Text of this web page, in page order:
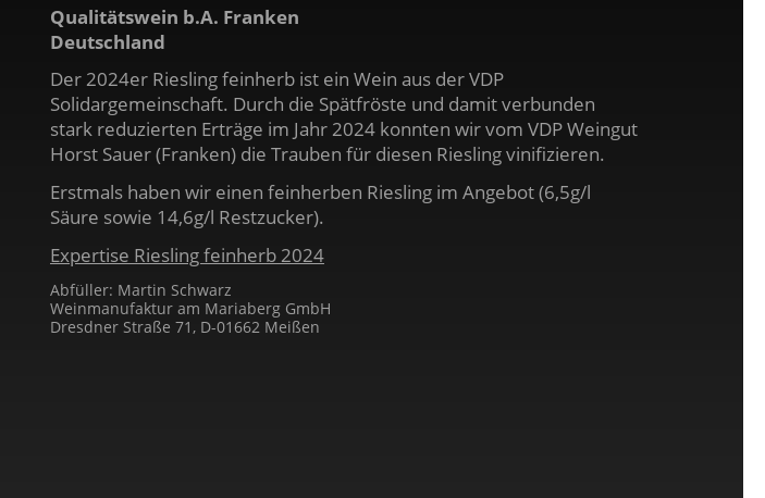
Qualitätswein b.A. Franken
Deutschland
Der 2024er Riesling feinherb ist ein Wein aus der VDP
Solidargemeinschaft. Durch die Spätfröste und damit verbunden
stark reduzierten Erträge im Jahr 2024 konnten wir vom VDP Weingut
Horst Sauer (Franken) die Trauben für diesen Riesling vinifizieren.
Erstmals haben wir einen feinherben Riesling im Angebot (6,5g/l
Säure sowie 14,6g/l Restzucker).
Expertise Riesling feinherb 2024
Abfüller: Martin Schwarz
Weinmanufaktur am Mariaberg GmbH
Dresdner Straße 71, D-01662 Meißen